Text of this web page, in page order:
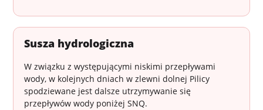
Susza hydrologiczna
W związku z występującymi niskimi przepływami
wody, w kolejnych dniach w zlewni dolnej Pilicy
spodziewane jest dalsze utrzymywanie się
przepływów wody poniżej SNQ.